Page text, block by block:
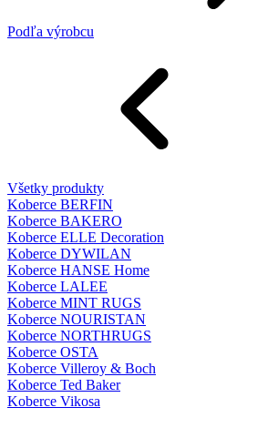
Podľa výrobcu
Všetky produkty
Koberce BERFIN
Koberce BAKERO
Koberce ELLE Decoration
Koberce DYWILAN
Koberce HANSE Home
Koberce LALEE
Koberce MINT RUGS
Koberce NOURISTAN
Koberce NORTHRUGS
Koberce OSTA
Koberce Villeroy & Boch
Koberce Ted Baker
Koberce Vikosa